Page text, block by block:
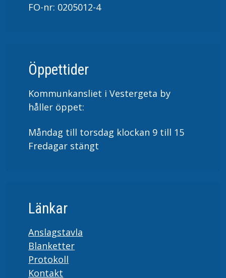
FO-nr: 0205012-4
Öppettider
Kommunkansliet i Vestergeta by
håller öppet:
Måndag till torsdag klockan 9 till 15
Fredagar stängt
Länkar
Anslagstavla
Blanketter
Protokoll
Kontakt